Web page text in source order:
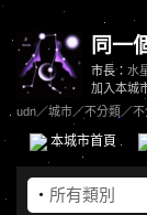
同一
市長： 水
加入本城
udn／城市／不分類 ／不
本城市首頁
‧ 所有類別